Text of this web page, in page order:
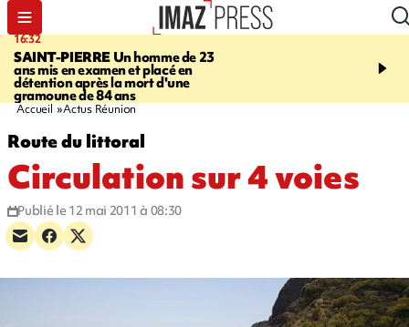
16:32
SAINT-PIERREUn homme de 23
ans mis en examen et placé en
détention après la mort d'une
gramoune de 84 ans
21:08
et Turquie scellent un
Accueil Actus Réunion
Route du littoral
Circulation sur 4 voies
Publié le 12 mai 2011 à 08:30